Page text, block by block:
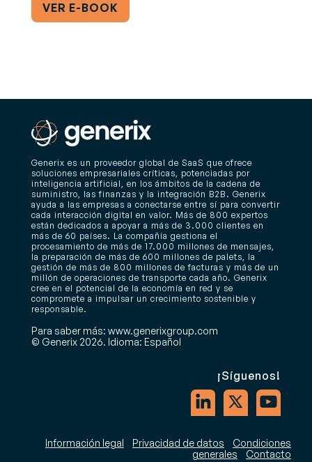
VER E-BOOK
Generix es un proveedor global de SaaS que ofrece
soluciones empresariales críticas, potenciadas por
inteligencia artificial, en los ámbitos de la cadena de
suministro, las finanzas y la integración B2B. Generix
ayuda a las empresas a conectarse entre sí para convertir
cada interacción digital en valor. Más de 800 expertos
están dedicados a apoyar a más de 3.000 clientes en
más de 60 países. La compañía gestiona el
procesamiento de más de 17.000 millones de mensajes,
la preparación de más de 600 millones de palets, la
gestión de más de 800 millones de facturas y más de un
millón de operaciones de transporte cada año. Generix
cree en el potencial de la economía en red y se
compromete a impulsar un crecimiento sostenible y
responsable.
Para saber más: www.generixgroup.com
© Generix 2026. Idioma: Español
¡Síguenos!
Información legal Privacidad de datos
Condiciones
generales
Contacto